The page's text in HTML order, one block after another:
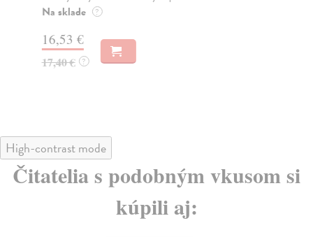
Na sklade ?
16,53 €
17,40 € ?
High-contrast mode
Čitatelia s podobným vkusom si
kúpili aj: